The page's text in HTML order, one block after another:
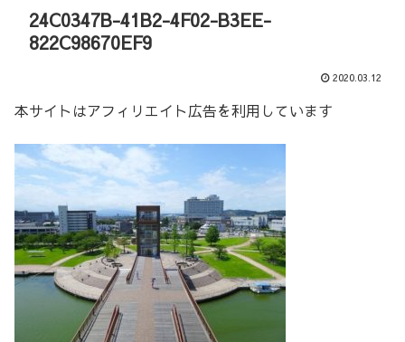
24C0347B-41B2-4F02-B3EE-
822C98670EF9
2020.03.12
本サイトはアフィリエイト広告を利用しています